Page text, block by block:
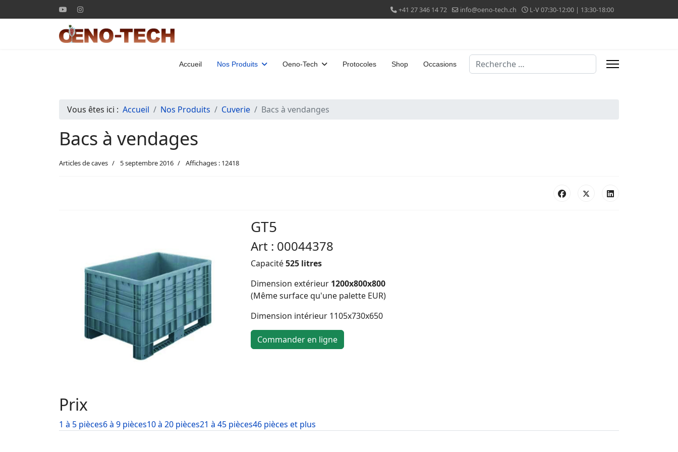
+41 27 346 14 72 info@oeno-tech.ch L-V 07:30-12:00 | 13:30-18:00
Accueil Nos Produits Oeno-Tech Protocoles Shop Occasions Valider
Vous êtes ici : Accueil Nos Produits Cuverie Bacs à vendanges
Bacs à vendages
Articles de caves 5 septembre 2016 Affichages : 12418
GT5
Art : 00044378
Capacité525 litres
Dimension extérieur 1200x800x800
(Même surface qu'une palette EUR)
Dimension intérieur 1105x730x650
Commander en ligne
Prix
1 à 5 pièces6 à 9 pièces10 à 20 pièces21 à 45 pièces46 pièces et plus